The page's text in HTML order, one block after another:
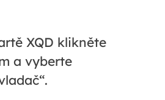
XQD klikněte
a vyberte